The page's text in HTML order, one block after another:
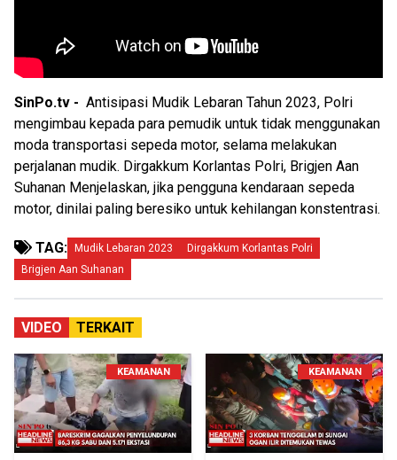
SinPo.tv - Antisipasi Mudik Lebaran Tahun 2023, Polri
mengimbau kepada para pemudik untuk tidak menggunakan
moda transportasi sepeda motor, selama melakukan
perjalanan mudik. Dirgakkum Korlantas Polri, Brigjen Aan
Suhanan Menjelaskan, jika pengguna kendaraan sepeda
motor, dinilai paling beresiko untuk kehilangan konstentrasi.
TAG: Mudik Lebaran 2023
Dirgakkum Korlantas Polri
Brigjen Aan Suhanan
VIDEO TERKAIT
KEAMANAN KEAMANAN